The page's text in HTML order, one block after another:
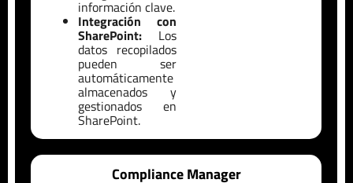
información clave.
Integración con
SharePoint: Los
datos recopilados
pueden ser
automáticamente
almacenados y
gestionados en
SharePoint.
Compliance Manager